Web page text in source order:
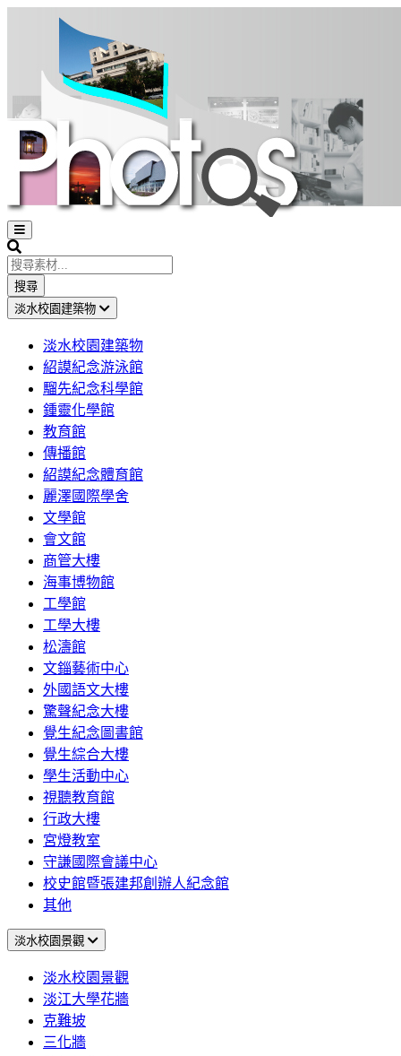
Open
sidebar
Search
搜尋
淡水校園建築物
淡水校園建築物
紹謨紀念游泳館
騮先紀念科學館
鍾靈化學館
教育館
傳播館
紹謨紀念體育館
麗澤國際學舍
文學館
會文館
商管大樓
海事博物館
工學館
工學大樓
松濤館
文錙藝術中心
外國語文大樓
驚聲紀念大樓
覺生紀念圖書館
覺生綜合大樓
學生活動中心
視聽教育館
行政大樓
宮燈教室
守謙國際會議中心
校史館暨張建邦創辦人紀念館
其他
淡水校園景觀
淡水校園景觀
淡江大學花牆
克難坡
三化牆